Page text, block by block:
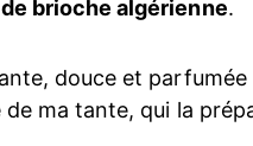
brioche algérienne.
douce et parfumée
de ma tante, qui la